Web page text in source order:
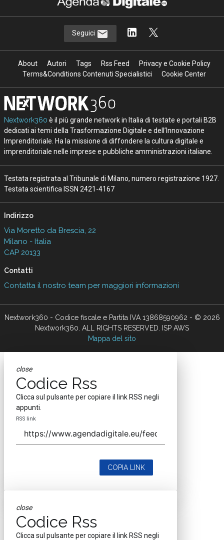
Seguici
About Autori Tags Rss Feed
Privacy e Cookie Policy
Terms&Conditions Contenuti Specialistici
Cookie Center
Nextwork360 è il più grande network in Italia di testate e portali B2B
dedicati ai temi della Trasformazione Digitale e dell’Innovazione
Imprenditoriale. Ha la missione di diffondere la cultura digitale e
imprenditoriale nelle imprese e pubbliche amministrazioni italiane.
Testata registrata al Tribunale di Milano, numero registrazione 1927.
Testata scientifica ISSN 2421-4167
Indirizzo
Via Moretto da Brescia, 22
Milano - Italia
CAP 20133
Contatti
Contatta il nostro team per maggiori informazioni
Nextwork360 - Codice fiscale e Partita IVA 13868590962 - © 2026
Nextwork360. ALL RIGHTS RESERVED. ISP AWS
Mappa del sito
close
Codice Rss
Clicca sul pulsante per copiare il link RSS negli
appunti.
RSS link
COPIA LINK
close
Codice Rss
Clicca sul pulsante per copiare il link RSS negli